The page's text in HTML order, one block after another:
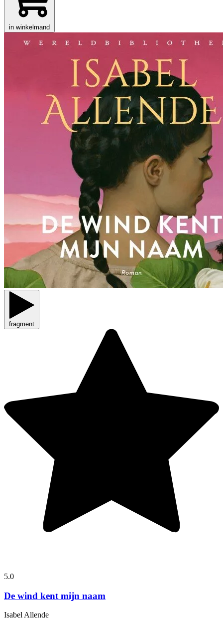
in winkelmand
fragment
5.0
De wind kent mijn naam
Isabel Allende